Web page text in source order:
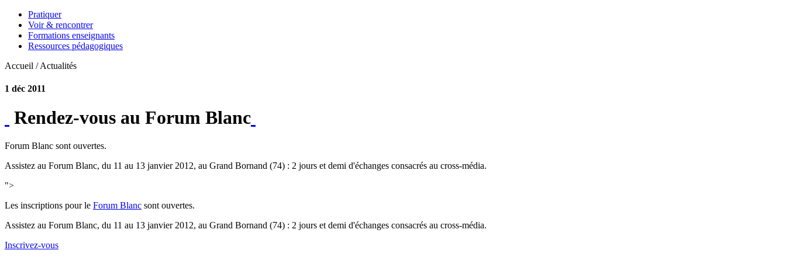
Pratiquer
Voir & rencontrer
Formations enseignants
Ressources pédagogiques
Accueil / Actualités
1 déc 2011
Rendez-vous au Forum Blanc
Forum Blanc sont ouvertes.
Assistez au Forum Blanc, du 11 au 13 janvier 2012, au Grand Bornand (74) : 2 jours et demi d'échanges consacrés au cross-média.
">
Les inscriptions pour le Forum Blanc sont ouvertes.
Assistez au Forum Blanc, du 11 au 13 janvier 2012, au Grand Bornand (74) : 2 jours et demi d'échanges consacrés au cross-média.
Inscrivez-vous